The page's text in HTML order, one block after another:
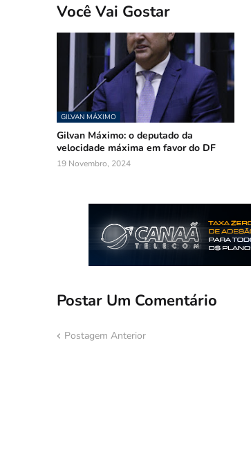
Você Vai Gostar
GILVAN MÁXIMO
Gilvan Máximo: o deputado da
velocidade máxima em favor do DF
19 Novembro, 2024
Postar Um Comentário
Postagem Anterior